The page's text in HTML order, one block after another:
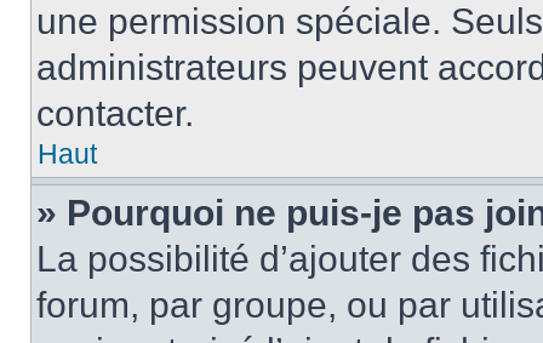
une permission spéciale.
administrateurs peuvent
contacter.
Haut
» Pourquoi ne puis-je pas
La possibilité d’ajouter des
forum, par groupe, ou par